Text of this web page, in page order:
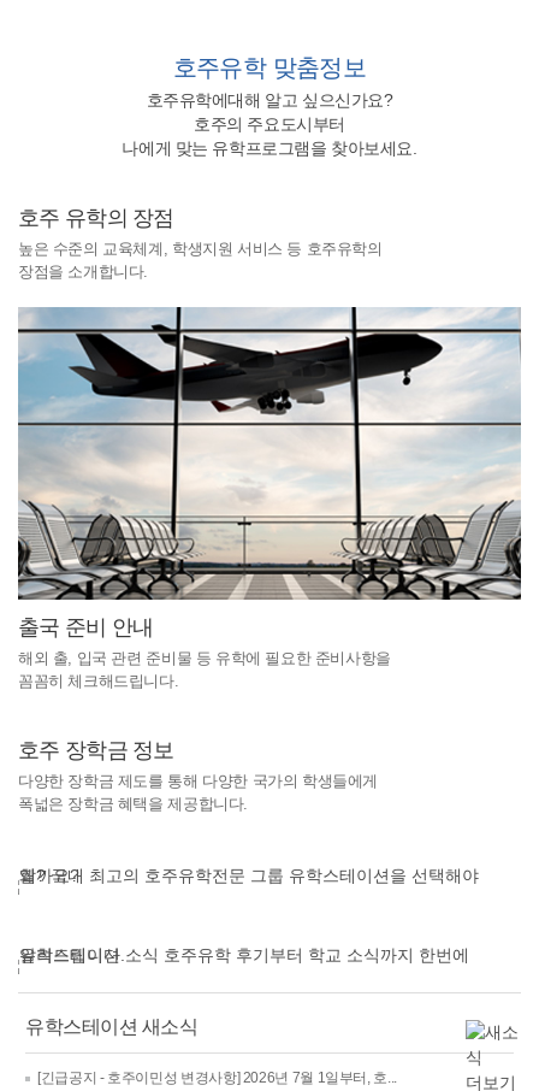
호주유학 맞춤정보
호주유학에대해 알고 싶으신가요?
호주의 주요도시부터
나에게 맞는 유학프로그램을 찾아보세요.
호주 유학의 장점
높은 수준의 교육체계, 학생지원 서비스 등 호주유학의
장점을 소개합니다.
출국 준비 안내
해외 출, 입국 관련 준비물 등 유학에 필요한 준비사항을
꼼꼼히 체크해드립니다.
호주 장학금 정보
다양한 장학금 제도를 통해 다양한 국가의 학생들에게
폭넓은 장학금 혜택을 제공합니다.
유학스테이션 새소식
[긴급공지 - 호주이민성 변경사항] 2026년 7월 1일부터, 호...